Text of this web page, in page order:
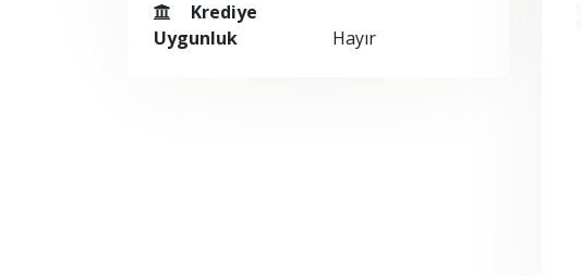
Krediye
Uygunluk
Hayır